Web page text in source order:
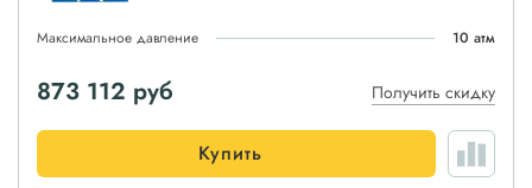
Максимальное давление 10 атм
873 112 руб Получить скидку
Купить